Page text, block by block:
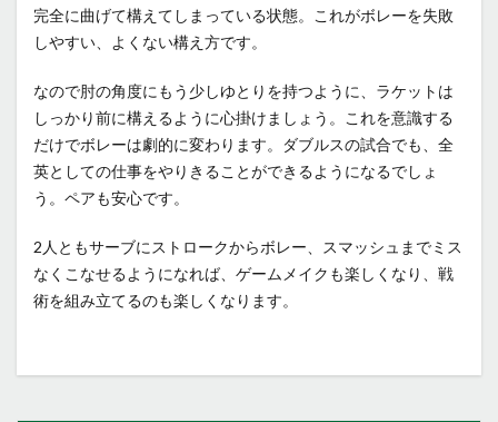
完全に曲げて構えてしまっている状態。これがボレーを失敗
しやすい、よくない構え方です。
なので肘の角度にもう少しゆとりを持つように、ラケットは
しっかり前に構えるように心掛けましょう。これを意識する
だけでボレーは劇的に変わります。ダブルスの試合でも、全
英としての仕事をやりきることができるようになるでしょ
う。ペアも安心です。
2人ともサーブにストロークからボレー、スマッシュまでミス
なくこなせるようになれば、ゲームメイクも楽しくなり、戦
術を組み立てるのも楽しくなります。